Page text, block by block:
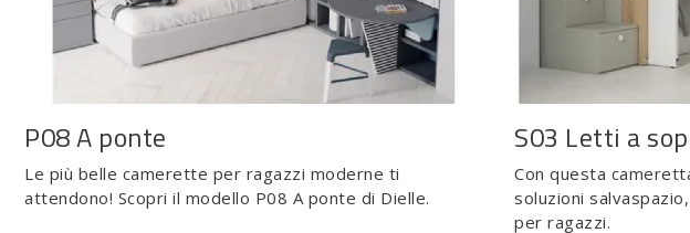
P08 A ponte
Le più belle camerette per ragazzi moderne ti
attendono! Scopri il modello P08 A ponte di Dielle.
S03 Letti a
Con questa
soluzioni
per ragazzi.